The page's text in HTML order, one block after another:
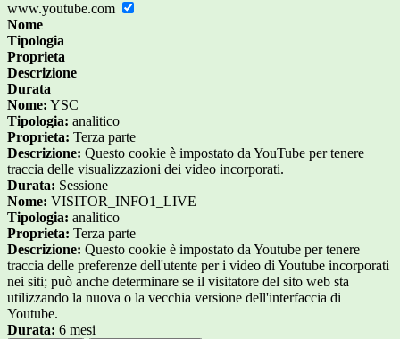
www.youtube.com
Nome
Tipologia
Proprieta
Descrizione
Durata
Nome: YSC
Tipologia: analitico
Proprieta: Terza parte
Descrizione: Questo cookie è impostato da YouTube per tenere
traccia delle visualizzazioni dei video incorporati.
Durata: Sessione
Nome: VISITOR_INFO1_LIVE
Tipologia: analitico
Proprieta: Terza parte
Descrizione: Questo cookie è impostato da Youtube per tenere
traccia delle preferenze dell'utente per i video di Youtube incorporati
nei siti; può anche determinare se il visitatore del sito web sta
utilizzando la nuova o la vecchia versione dell'interfaccia di
Youtube.
Durata: 6 mesi